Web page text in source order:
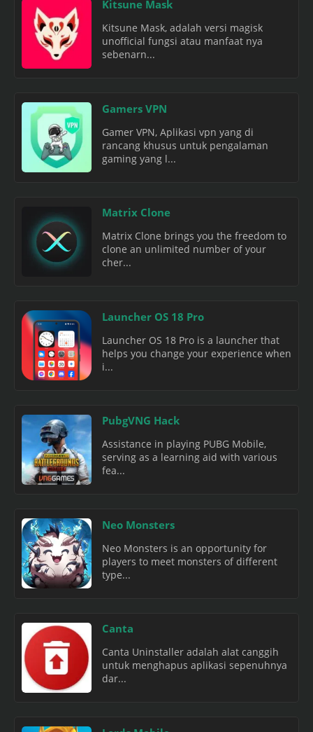
Kitsune Mask
Kitsune Mask, adalah versi magisk
unofficial fungsi atau manfaat nya
sebenarn...
Gamers VPN
Gamer VPN, Aplikasi vpn yang di
rancang khusus untuk pengalaman
gaming yang l...
Matrix Clone
Matrix Clone brings you the freedom to
clone an unlimited number of your
cher...
Launcher OS 18 Pro
Launcher OS 18 Pro is a launcher that
helps you change your experience when
i...
PubgVNG Hack
Assistance in playing PUBG Mobile,
serving as a learning aid with various
fea...
Neo Monsters
Neo Monsters is an opportunity for
players to meet monsters of different
type...
Canta
Canta Uninstaller adalah alat canggih
untuk menghapus aplikasi sepenuhnya
dar...